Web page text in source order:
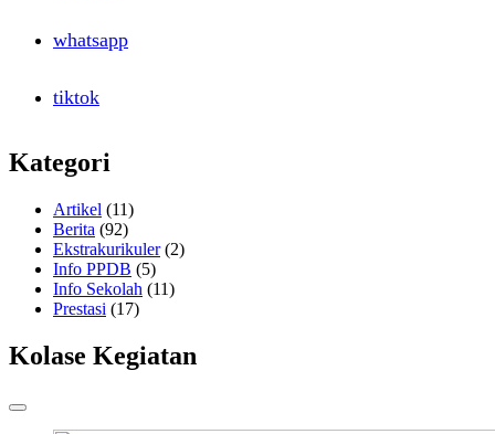
whatsapp
tiktok
Kategori
Artikel (11)
Berita (92)
Ekstrakurikuler(2)
Info PPDB (5)
Info Sekolah (11)
Prestasi (17)
Kolase Kegiatan